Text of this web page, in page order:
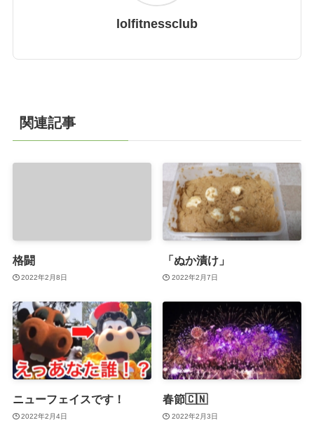
lolfitnessclub
関連記事
格闘
2022年2月8日
「ぬか漬け」
2022年2月7日
ニューフェイスです！
2022年2月4日
春節🇨🇳
2022年2月3日